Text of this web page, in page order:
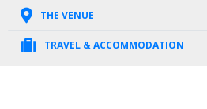
THE VENUE
TRAVEL & ACCOMMODATION